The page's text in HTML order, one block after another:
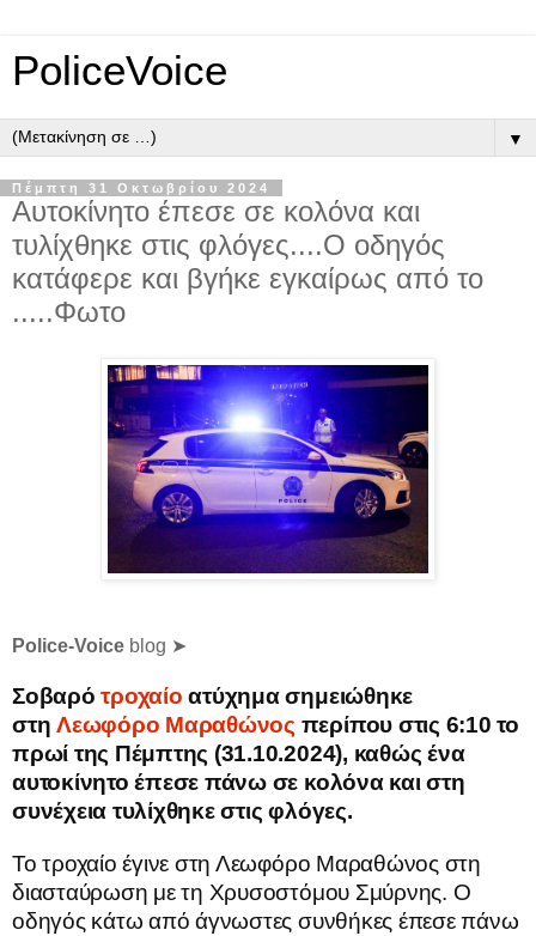
PoliceVoice
▼
Πέμπτη 31 Οκτωβρίου 2024
Αυτοκίνητο έπεσε σε κολόνα και
τυλίχθηκε στις φλόγες....Ο οδηγός
κατάφερε και βγήκε εγκαίρως από το
.....Φωτο
Police-Voice blog ➤
Σοβαρότροχαίο ατύχημα σημειώθηκε
στηΛεωφόρο Μαραθώνος περίπου στις 6:10 το
πρωί της Πέμπτης (31.10.2024), καθώς ένα
αυτοκίνητο έπεσε πάνω σε κολόνα και στη
συνέχεια τυλίχθηκε στις φλόγες.
Το τροχαίο έγινε στη Λεωφόρο Μαραθώνος στη
διασταύρωση με τη Χρυσοστόμου Σμύρνης. Ο
οδηγός κάτω από άγνωστες συνθήκες έπεσε πάνω